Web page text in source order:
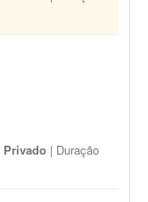
Privado | Duração